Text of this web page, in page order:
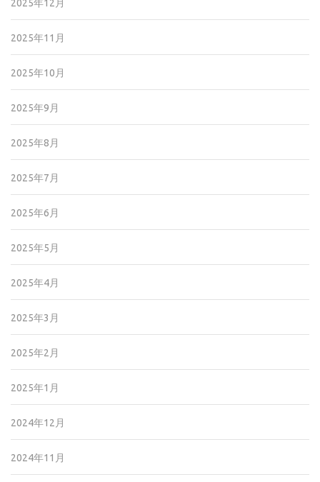
2025年12月
2025年11月
2025年10月
2025年9月
2025年8月
2025年7月
2025年6月
2025年5月
2025年4月
2025年3月
2025年2月
2025年1月
2024年12月
2024年11月